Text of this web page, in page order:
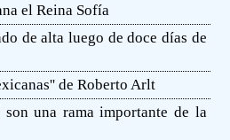
el Reina Sofía
de alta luego de doce días de
de Roberto Arlt
una rama importante de la